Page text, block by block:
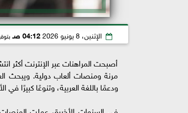
الإثنين، 8 يونيو 2026 04:12 صـ
أصبحت المراهنات عبر الإنترنت أكثر
مرنة ومنصات ألعاب دولية. ويبحث
ودعمًا باللغة العربية، وتنوعًا كبيرًا في